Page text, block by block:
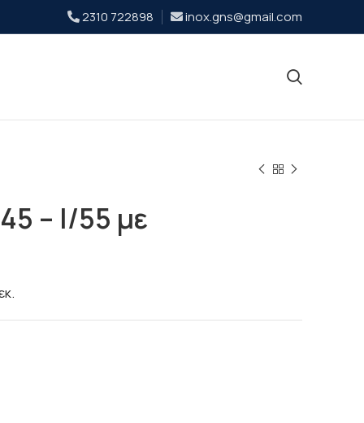
2310 722898 inox.gns@gmail.com
– Ι/55 με